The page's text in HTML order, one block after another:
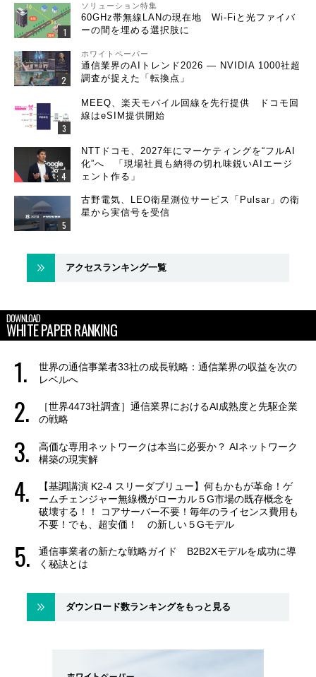
ソリューション特集
60GHz帯無線LANの現在地 Wi-Fiと光ファイバ
ーの間を埋める選択肢に
ホワイトペーパー
通信業界のAIトレンド2026 ― NVIDIA 1000社超
調査が捉えた「転換点」
MEEQ、楽天モバイル回線を先行提供 ドコモ回
線はeSIM提供開始
NTTドコモ、2027年にマーケティングを“フルAI
化”へ 「現場社員も納得の切れ味鋭いAIエージ
ェント作る」
古野電気、LEO衛星測位サービス「Pulsar」の衛
星から実信号を受信
アクセスランキング一覧
DOWNLOAD
WHITE PAPER RANKING
世界の通信事業者33社の成長戦略：通信業界の収益を次の
レベルへ
［世界4473社調査］通信業界におけるAI成熟度と先駆企業
の戦略
高価な専用ネットワークは本当に必要か？ AIネットワーク
構築の現実解
【基調講演 K2-4 スリーダブリュー】何もかもが革命！ゲ
ームチェンジャー無線機がローカル５G市場の既存概念を
破壊する！！ コアサーバー不要！毎年のライセンス費用も
不要！でも、超安価！ の新しい５Gモデル
通信事業者の新たな戦略ガイド B2B2Xモデルを成功に導
く秘訣とは
ダウンロード数ランキングをもっと見る